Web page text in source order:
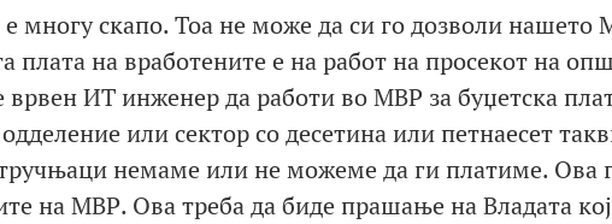
е многу скапо. Тоа не може да си го дозволи нашето
плата на вработените е на работ на просекот на
врвен ИТ инженер да работи во МВР за буџетска
или сектор со десетина или петнаесет
немаме или не можеме да ги платиме. Ова
на МВР. Ова треба да биде прашање на Владата